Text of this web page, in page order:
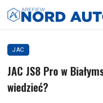
JAC
JAC JS8 Pro w
wiedzieć?